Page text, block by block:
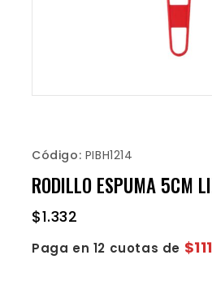
Código: PIBH1214
RODILLO ESPUMA 5CM
$1.332
Paga en 12 cuotas de $111